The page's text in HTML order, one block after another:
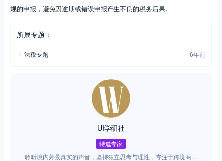
规的申报，避免因逾期或错误申报产生不良的税务后果。
所属专题：
法税专题 6年前
UI学研社
特邀专家
聆听境内外最真实的声音，坚持独立思考与理性，专注于跨境商法